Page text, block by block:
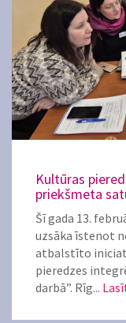
Kultūras
priekšmeta
Šī gada 13.
uzsāka īstenot
atbalstīto
pieredzes
darbā”. Rīg...